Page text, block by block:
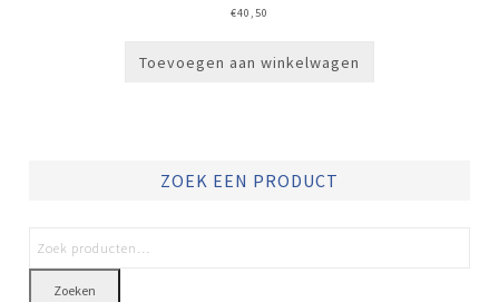
€40,50
Toevoegen aan winkelwagen
ZOEK EEN PRODUCT
Zoeken